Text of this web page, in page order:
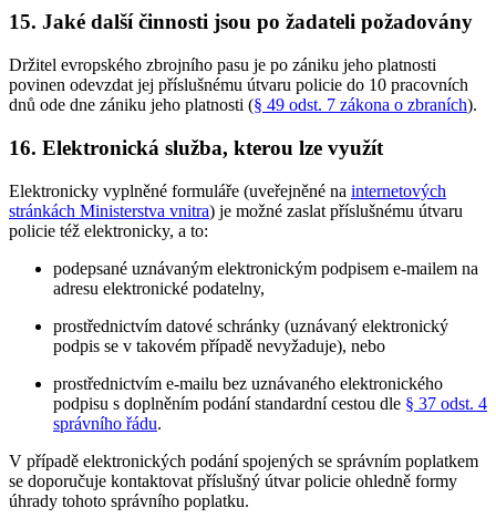
15. Jaké další činnosti jsou po žadateli požadovány
Držitel evropského zbrojního pasu je po zániku jeho platnosti
povinen odevzdat jej příslušnému útvaru policie do 10 pracovních
dnů ode dne zániku jeho platnosti (§ 49 odst. 7 zákona o zbraních).
16. Elektronická služba, kterou lze využít
Elektronicky vyplněné formuláře (uveřejněné na internetových
stránkách Ministerstva vnitra) je možné zaslat příslušnému útvaru
policie též elektronicky, a to:
podepsané uznávaným elektronickým podpisem e-mailem na
adresu elektronické podatelny,
prostřednictvím datové schránky (uznávaný elektronický
podpis se v takovém případě nevyžaduje), nebo
prostřednictvím e-mailu bez uznávaného elektronického
podpisu s doplněním podání standardní cestou dle § 37 odst. 4
správního řádu.
V případě elektronických podání spojených se správním poplatkem
se doporučuje kontaktovat příslušný útvar policie ohledně formy
úhrady tohoto správního poplatku.